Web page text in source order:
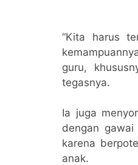
“Kita harus
guru,
tegasnya.
Ia juga
dengan
karena
anak.